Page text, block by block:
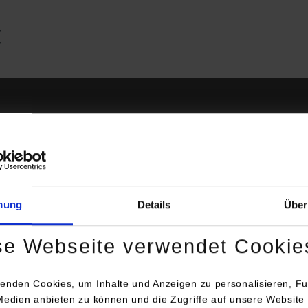
Details
Webseite verwendet
Cookies, um Inhalte und Anzeigen zu personalisieren,
anbieten zu können und die Zugriffe auf unsere Website
stellt kursübergreifend die zeitliche Aufteilung in
dar. Außerdem enthält er wichtige Termine, die schon vor
2026 (PDF)